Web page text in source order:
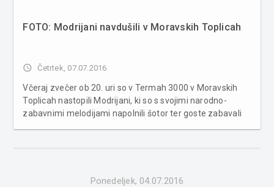
FOTO: Modrijani navdušili v Moravskih Toplicah
access_time Četrtek, 07.07.2016
Včeraj zvečer ob 20. uri so v Termah 3000 v Moravskih
Toplicah nastopili Modrijani, ki so s svojimi narodno-
zabavnimi melodijami napolnili šotor ter goste zabavali
Ponedeljek, 04.07.2016